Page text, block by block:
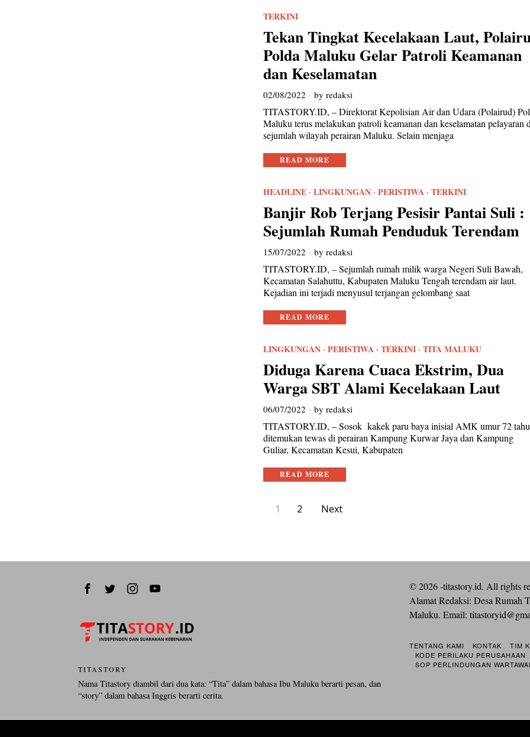
TERKINI
Tekan Tingkat Kecelakaan Laut,
Polda Maluku Gelar Patroli Keamanan
dan Keselamatan
02/08/2022 byredaksi
TITASTORY.ID, – Direktorat Kepolisian Air dan Udara (Polairud)
Maluku terus melakukan patroli keamanan dan keselamatan pelayaran
sejumlah wilayah perairan Maluku. Selain menjaga
READ MORE
HEADLINE· LINGKUNGAN· PERISTIWA· TERKINI
Banjir Rob Terjang Pesisir Pantai Suli :
Sejumlah Rumah Penduduk Terendam
15/07/2022 byredaksi
TITASTORY.ID, – Sejumlah rumah milik warga Negeri Suli Bawah,
Kecamatan Salahuttu, Kabupaten Maluku Tengah terendam air laut.
Kejadian ini terjadi menyusul terjangan gelombang saat
READ MORE
LINGKUNGAN· PERISTIWA· TERKINI· TITA MALUKU
Diduga Karena Cuaca Ekstrim, Dua
Warga SBT Alami Kecelakaan Laut
06/07/2022 byredaksi
TITASTORY.ID, – Sosok kakek paru baya inisial AMK umur 72
ditemukan tewas di perairan Kampung Kurwar Jaya dan Kampung
Guliar, Kecamatan Kesui, Kabupaten
READ MORE
1 2 Next
TITASTORY
Nama Titastory diambil dari dua kata: “Tita” dalam bahasa Ibu Maluku berarti pesan, dan
“story” dalam bahasa Inggris berarti cerita.
©2026-titastory.id. All rights
Alamat Redaksi: Desa Rumah
Maluku. Email:
TENTANG KAMI KONTAK TIM
KODE PERILAKU PERUSAHAAN
SOP PERLINDUNGAN